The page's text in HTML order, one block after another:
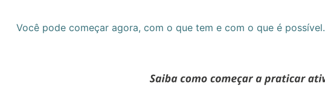
Você pode começar agora, com o que tem e com o que é possível.